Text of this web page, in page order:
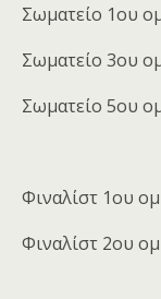
Σωματείο 1ου
Σωματείο 3ου
Σωματείο 5ου
Φιναλίστ 1ου
Φιναλίστ 2ου